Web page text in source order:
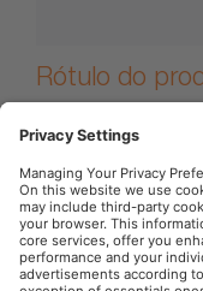
Rótulo do
de Solucoes de
Barueri –SP. Brasil.
206.415.445.115,